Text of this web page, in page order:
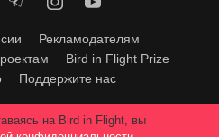
Рекламодателям
Bird in Flight Prize
Поддержите нас
допускается только с согласия
Bird In Flight.
на Bird in Flight, вы